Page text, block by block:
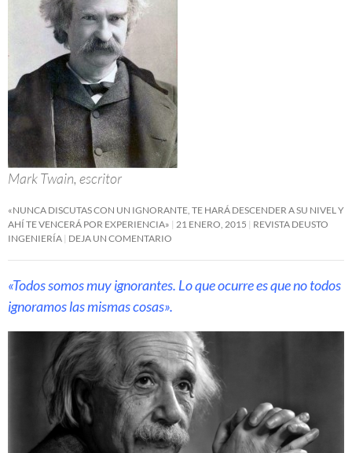
Mark Twain, escritor
«NUNCA DISCUTAS CON UN IGNORANTE, TE HARÁ DESCENDER A SU NIVEL Y
AHÍ TE VENCERÁ POR EXPERIENCIA»
21 ENERO, 2015
REVISTA DEUSTO
INGENIERÍA DEJA UN COMENTARIO
«Todos somos muy ignorantes. Lo que ocurre es que no todos
ignoramos las mismas cosas».